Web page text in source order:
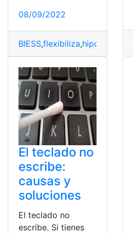
08/09/2022
BIESS,flexibiliza,hipotecario
El teclado no
escribe:
causas y
soluciones
El teclado no
escribe. Si tienes